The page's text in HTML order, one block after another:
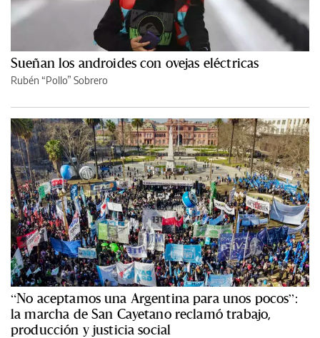
Sueñan los androides con ovejas eléctricas
Rubén “Pollo” Sobrero
“No aceptamos una Argentina para unos pocos”:
la marcha de San Cayetano reclamó trabajo,
producción y justicia social